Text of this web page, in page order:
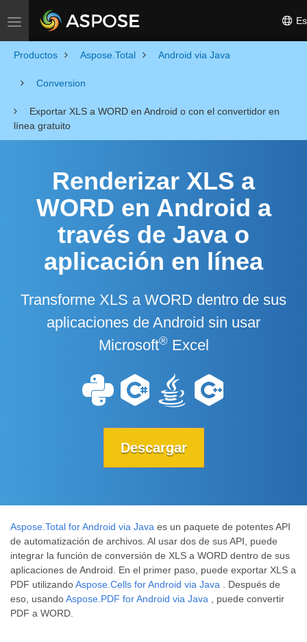
Toggle navigation
Productos Aspose.Total Android via Java
Conversion
Exportar XLS a WORD en Android o con el convertidor en
línea gratuito
Renderizar XLS a
WORD en Android a
través de Java o
aplicación en línea
Transforme XLS a WORD dentro de sus
aplicaciones de Android sin usar
Microsoft®Excel
Descargar
Aspose.Total for Android via Java es un paquete de potentes API
de automatización de archivos. Al usar dos de sus API, puede
integrar la función de conversión de XLS a WORD dentro de sus
aplicaciones de Android. En el primer paso, puede exportar XLS a
PDF utilizandoAspose.Cells for Android via Java . Después de
eso, usandoAspose.PDF for Android via Java , puede convertir
PDF a WORD.